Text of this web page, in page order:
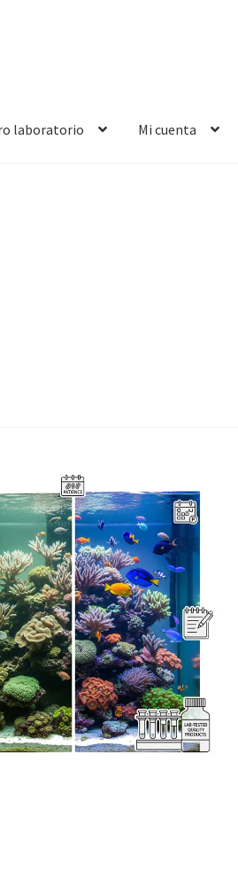
laboratorio Mi cuenta